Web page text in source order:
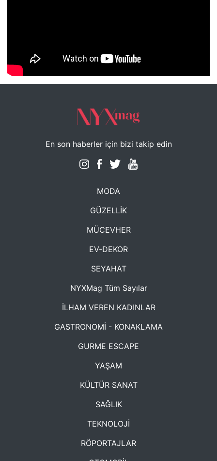
NYXmag 2. Yaş Kutlama Etkinliği
En son haberler için bizi takip edin
MODA
GÜZELLİK
MÜCEVHER
EV-DEKOR
SEYAHAT
NYXMag Tüm Sayılar
İLHAM VEREN KADINLAR
GASTRONOMİ - KONAKLAMA
GURME ESCAPE
YAŞAM
KÜLTÜR SANAT
SAĞLIK
TEKNOLOJİ
RÖPORTAJLAR